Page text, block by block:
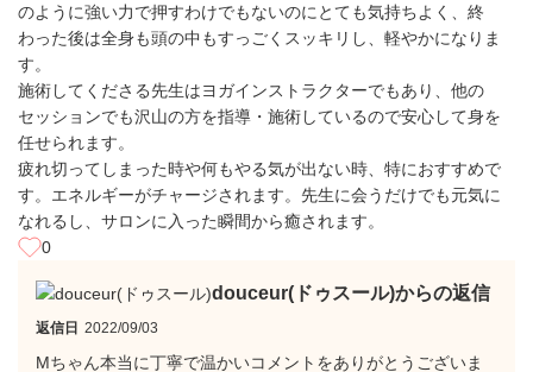
のように強い力で押すわけでもないのにとても気持ちよく、終
わった後は全身も頭の中もすっごくスッキリし、軽やかになりま
す。
施術してくださる先生はヨガインストラクターでもあり、他の
セッションでも沢山の方を指導・施術しているので安心して身を
任せられます。
疲れ切ってしまった時や何もやる気が出ない時、特におすすめで
す。エネルギーがチャージされます。先生に会うだけでも元気に
なれるし、サロンに入った瞬間から癒されます。
0
douceur(ドゥスール)からの返信
返信日 2022/09/03
Mちゃん本当に丁寧で温かいコメントをありがとうございま